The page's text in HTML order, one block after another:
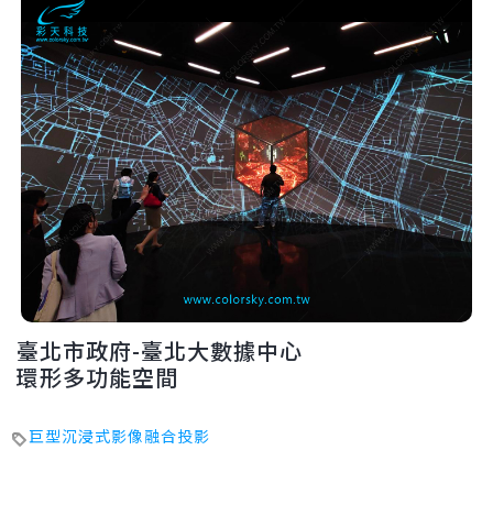
臺北市政府-臺北大數據中心
環形多功能空間
巨型沉浸式影像融合投影